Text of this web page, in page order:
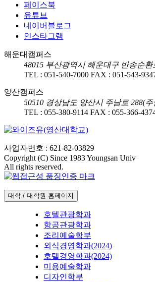
페이스북
유튜브
네이버블로그
인스타그램
해운대캠퍼스
48015 부산광역시 해운대구 반송순환
TEL : 051-540-7000 FAX : 051-543-
양산캠퍼스
50510 경상남도 양산시 주남로 288(주
TEL : 055-380-9114 FAX : 055-366-
사업자번호 : 621-82-03829
Copyright (C) Since 1983 Youngsan Univ
All rights reserved.
대학 / 대학원 홈페이지
호텔관광학과
항공관광학과
조리예술학부
외식경영학과(2024)
호텔경영학과(2024)
미용예술학과
디자인학부